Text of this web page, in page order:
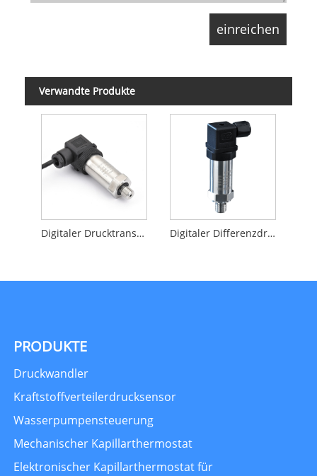
Verwandte Produkte
Digitaler Drucktransmitter von Hersman Digitaler Differenzdrucktransmitter
PRODUKTE
Druckwandler
Kraftstoffverteilerdrucksensor
Wasserpumpensteuerung
Mechanischer Kapillarthermostat
Elektronischer Kapillarthermostat für